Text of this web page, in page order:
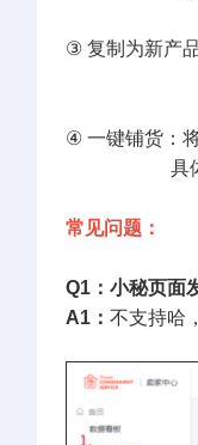
③ 复制为新产
④ 一键铺货：
具体流
常见问题：
Q1：小秘页面
A1： 不支持哈